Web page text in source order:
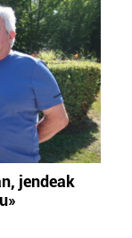
jendeak